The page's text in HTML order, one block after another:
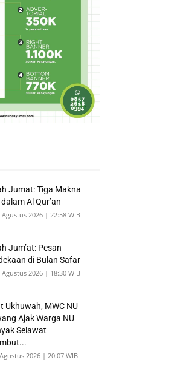
Jumat: Tiga Makna
Al Qur’an
Agustus 2026 | 22:58 WIB
Jum’at: Pesan
di Bulan Safar
Agustus 2026 | 18:30 WIB
Ukhuwah, MWC NU
Ajak Warga NU
Selawat
2026 | 20:07 WIB